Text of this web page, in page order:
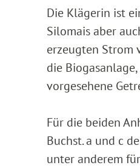
Die Klägerin ist
Silomais aber
erzeugten Strom
die
vorgesehene
Für die beiden
Buchst. a und c
unter anderem